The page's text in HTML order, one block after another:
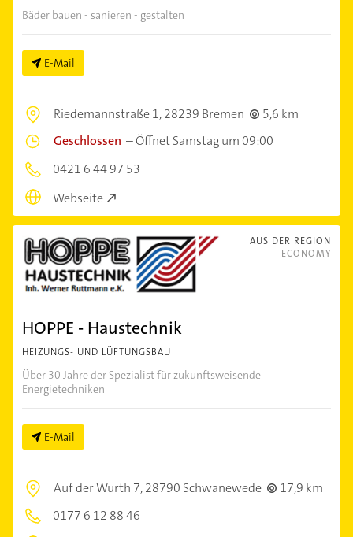
Bäder bauen - sanieren - gestalten
E-Mail
Riedemannstraße 1,28239 Bremen
5,6 km
Geschlossen –Öffnet Samstag um 09:00
0421 6 44 97 53
Webseite
AUS DER REGION
ECONOMY
HOPPE - Haustechnik
HEIZUNGS- UND LÜFTUNGSBAU
Über 30 Jahre der Spezialist für zukunftsweisende
Energietechniken
E-Mail
Auf der Wurth 7,28790 Schwanewede
17,9 km
0177 6 12 88 46